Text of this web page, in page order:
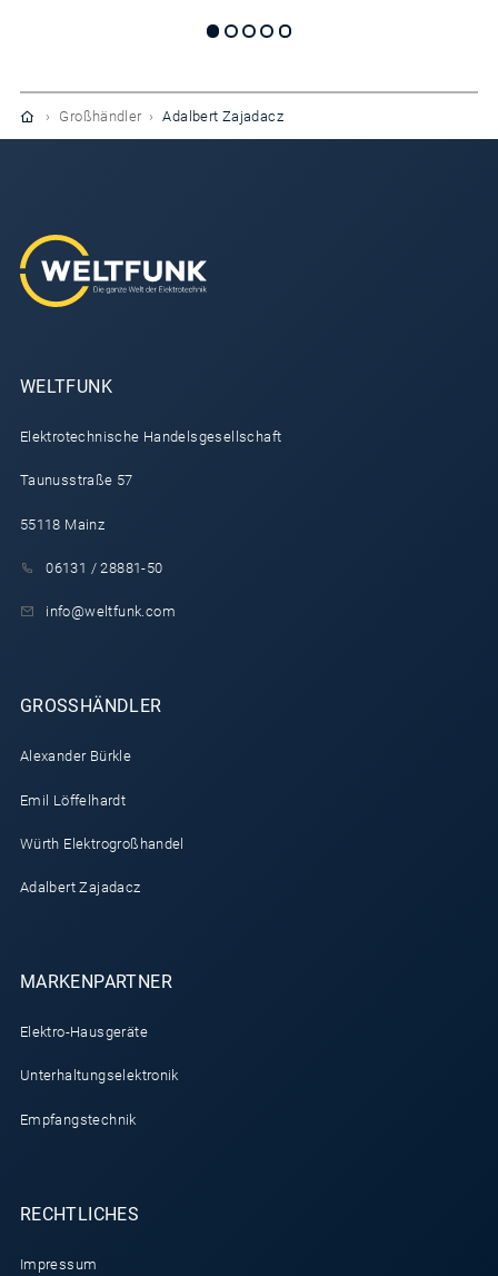
› Großhändler › Adalbert Zajadacz
WELT­FUNK
Elek­tro­tech­ni­sche Han­dels­ge­sell­schaft
Taunusstraße 57
55118 Mainz
06131 / 28881-50
info@weltfunk.com
GROSSHÄNDLER
Alexander Bürkle
Emil Löffelhardt
Würth Elektrogroßhandel
Adalbert Zajadacz
MARKENPARTNER
Elektro-Hausgeräte
Unterhaltungselektronik
Empfangstechnik
RECHTLICHES
Impressum